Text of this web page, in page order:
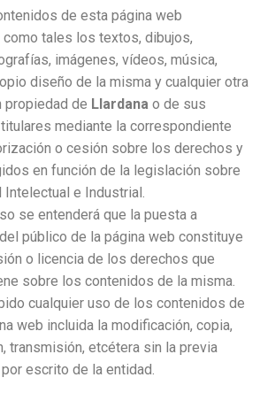
de esta página web
tales los textos, dibujos,
imágenes, vídeos, música,
diseño de la misma y cualquier otra
propiedad de Llardana o de sus
mediante la correspondiente
o cesión sobre los derechos y
en función de la legislación sobre
Intelectual e Industrial.
se entenderá que la puesta a
público de la página web constituye
o licencia de los derechos que
sobre los contenidos de la misma.
cualquier uso de los contenidos de
web incluida la modificación, copia,
transmisión, etcétera sin la previa
escrito de la entidad.